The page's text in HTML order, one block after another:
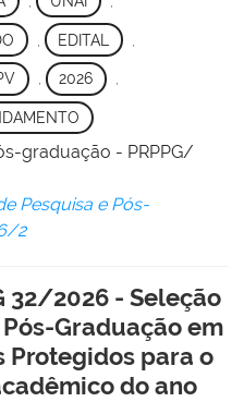
EDITAL
, 2026 ,
graduação - PRPPG/
Pesquisa e Pós-
2
32/2026 - Seleção
Graduação em
Protegidos para o
do ano